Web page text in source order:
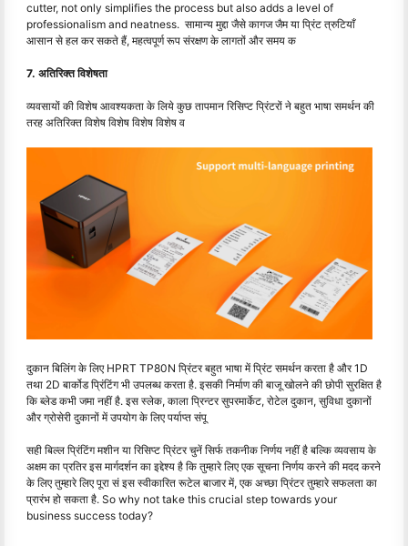
cutter, not only simplifies the process but also adds a level of
professionalism and neatness. सामान्य मुद्दा जैसे कागज जैम या प्रिंट त्रुटियाँ
आसान से हल कर सकते हैं, महत्वपूर्ण रूप संरक्षण के लागतों और समय क
7. अतिरिक्त विशेषता
व्यवसायों की विशेष आवश्यकता के लिये कुछ तापमान रिसिप्ट प्रिंटरों ने बहुत भाषा समर्थन की
तरह अतिरिक्त विशेष विशेष विशेष विशेष व
दुकान बिलिंग के लिए HPRT TP80N प्रिंटर बहुत भाषा में प्रिंट समर्थन करता है और 1D
तथा 2D बार्कोड प्रिंटिंग भी उपलब्ध करता है. इसकी निर्माण की बाजू खोलने की छोपी सुरक्षित है
कि ब्लेड कभी जमा नहीं है. इस स्लेक, काला प्रिन्टर सुपरमार्केट, रोटेल दुकान, सुविधा दुकानों
और ग्रोसेरी दुकानों में उपयोग के लिए पर्याप्त संपू
सही बिल्ल प्रिंटिंग मशीन या रिसिप्ट प्रिंटर चुनें सिर्फ तकनीक निर्णय नहीं है बल्कि व्यवसाय के
अक्षम का प्रतिर इस मार्गदर्शन का इद्देश्य है कि तुम्हारे लिए एक सूचना निर्णय करने की मदद करने
के लिए तुम्हारे लिए पूरा सं इस स्वीकारित रूटेल बाजार में, एक अच्छा प्रिंटर तुम्हारे सफलता का
प्रारंभ हो सकता है. So why not take this crucial step towards your
business success today?